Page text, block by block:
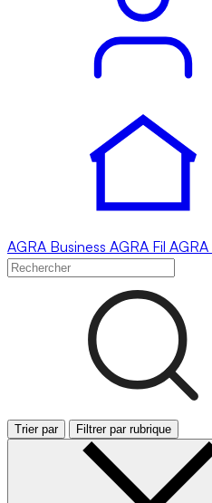
AGRA Business AGRA Fil AGRA
Trier par Filtrer par rubrique